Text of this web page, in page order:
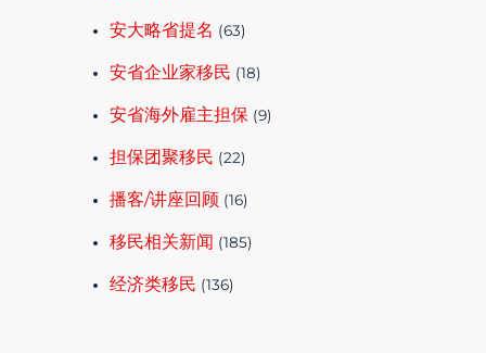
安大略省提名 (63)
安省企业家移民 (18)
安省海外雇主担保 (9)
担保团聚移民 (22)
播客/讲座回顾 (16)
移民相关新闻 (185)
经济类移民 (136)